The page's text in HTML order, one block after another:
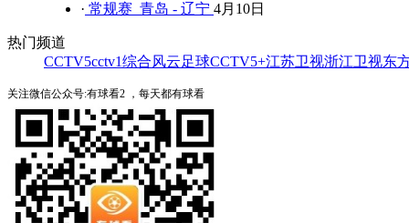
· 常规赛 青岛 - 辽宁 4月10日
热门频道
CCTV5cctv1综合风云足球CCTV5+江苏卫视浙江卫视东
关注微信公众号:有球看2 ，每天都有球看